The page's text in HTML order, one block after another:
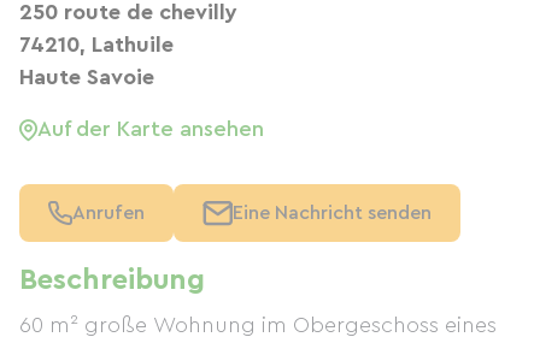
Beschreibung
60 m² große Wohnung im Obergeschoss eines
250 route de chevilly
74210, Lathuile
Haute Savoie
Auf der Karte ansehen
Anrufen Eine Nachricht senden